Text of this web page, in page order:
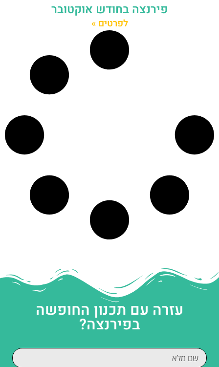
פירנצה בחודש אוקטובר
לפרטים »
עזרה עם תכנון החופשה
בפירנצה?